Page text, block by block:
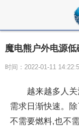
魔电熊户外电源低
时间：2022-01-11
越来越多人
需求日渐快速。
不需要燃料,也不